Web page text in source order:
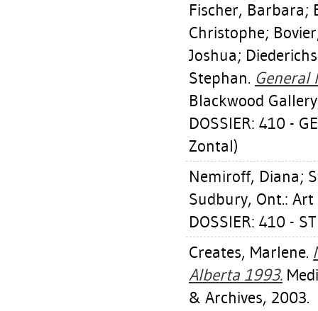
Fischer, Barbara;
Christophe;
Joshua;
Stephan. General
Blackwood
DOSSIER: 410 -
Zontal)
Nemiroff, Diana;
Sudbury, Ont.:
DOSSIER: 410 -
Creates, Marlene.
Alberta 1993.
& Archives, 2003.